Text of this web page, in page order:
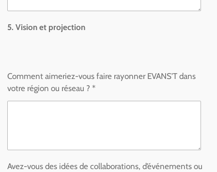
5. Vision et projection
Comment aimeriez-vous faire rayonner EVANS’T dans
votre région ou réseau ? *
Avez-vous des idées de collaborations, d’événements ou